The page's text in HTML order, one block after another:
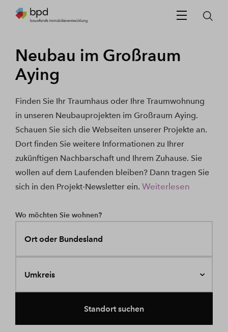
Neubau im Großraum
Aying
Finden Sie Ihr Traumhaus oder Ihre Traumwohnung
in unseren Neubauprojekten im Großraum Aying.
Schauen Sie sich die Webseiten unserer Projekte an.
Dort finden Sie weitere Informationen zu Ihrer
zukünftigen Nachbarschaft und Ihrem Zuhause. Sie
wollen auf dem Laufenden bleiben? Dann tragen Sie
sich in den Projekt-Newsletter ein. Weiterlesen
Wo möchten Sie wohnen?
Ort oder Bundesland
Umkreis
Standort suchen